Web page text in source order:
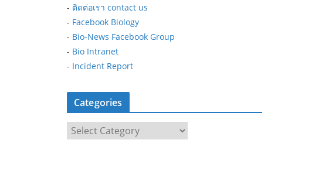
- ติดต่อเรา contact us
- Facebook Biology
- Bio-News Facebook Group
- Bio Intranet
- Incident Report
Categories
a